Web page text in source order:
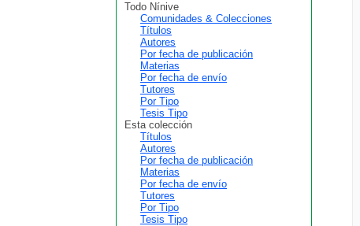
Todo Nínive
Comunidades & Colecciones
Títulos
Autores
Por fecha de publicación
Materias
Por fecha de envío
Tutores
Por Tipo
Tesis Tipo
Esta colección
Títulos
Autores
Por fecha de publicación
Materias
Por fecha de envío
Tutores
Por Tipo
Tesis Tipo